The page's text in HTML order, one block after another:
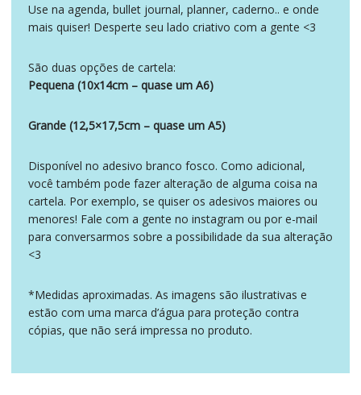
Use na agenda, bullet journal, planner, caderno.. e onde
mais quiser! Desperte seu lado criativo com a gente <3
São duas opções de cartela:
Pequena (10x14cm – quase um A6)
Grande (12,5×17,5cm – quase um A5)
Disponível no adesivo branco fosco. Como adicional,
você também pode fazer alteração de alguma coisa na
cartela. Por exemplo, se quiser os adesivos maiores ou
menores! Fale com a gente no instagram ou por e-mail
para conversarmos sobre a possibilidade da sua alteração
<3
*Medidas aproximadas. As imagens são ilustrativas e
estão com uma marca d’água para proteção contra
cópias, que não será impressa no produto.